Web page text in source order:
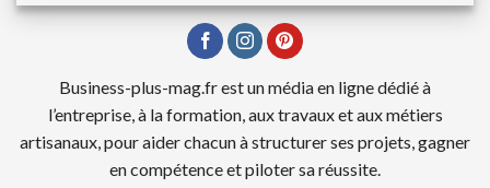
Business-plus-mag.fr est un média en ligne dédié à
l’entreprise, à la formation, aux travaux et aux métiers
artisanaux, pour aider chacun à structurer ses projets, gagner
en compétence et piloter sa réussite.